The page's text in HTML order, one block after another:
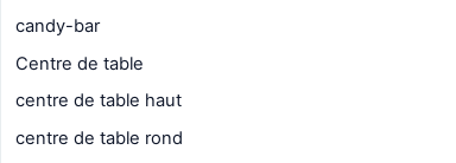
candy-bar
Centre de table
centre de table haut
centre de table rond